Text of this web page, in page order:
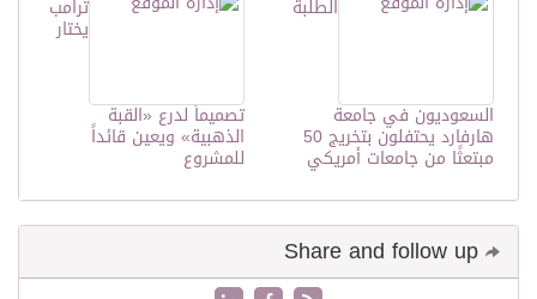
ترامب
يختار
تصميماً لدرع «القبة
الذهبية» ويعين قائداً
للمشروع
الطلبة
السعوديون في جامعة
هارفارد يحتفلون بتخريج 50
مبتعثًا من جامعات أمريكي